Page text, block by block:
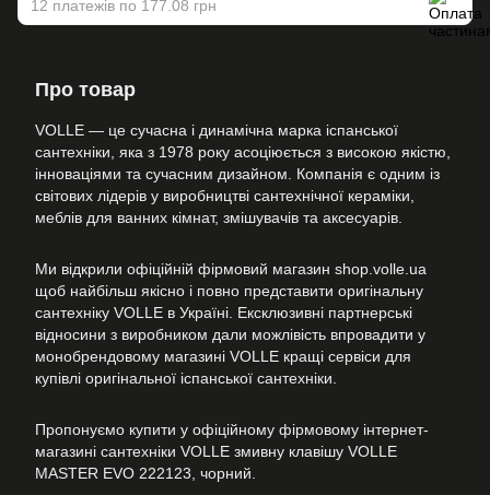
12 платежів по 177.08 грн
Про товар
VOLLE — це сучасна і динамічна марка іспанської
сантехніки, яка з 1978 року асоціюється з високою якістю,
інноваціями та сучасним дизайном. Компанія є одним із
світових лідерів у виробництві сантехнічної кераміки,
меблів для ванних кімнат, змішувачів та аксесуарів.
Ми відкрили офіційній фірмовий магазин shop.volle.ua
щоб найбільш якісно і повно представити оригінальну
сантехніку VOLLE в Україні. Ексклюзивні партнерські
відносини з виробником дали можлівість впровадити у
монобрендовому магазині VOLLE кращі сервіси для
купівлі оригінальної іспанської сантехніки.
Пропонуємо купити у офіційному фірмовому інтернет-
магазині сантехніки VOLLE змивну клавішу VOLLE
MASTER EVO 222123, чорний.